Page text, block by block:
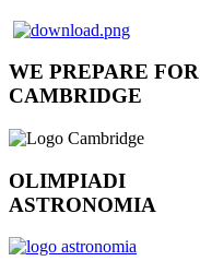
WE PREPARE FOR
CAMBRIDGE
OLIMPIADI
ASTRONOMIA